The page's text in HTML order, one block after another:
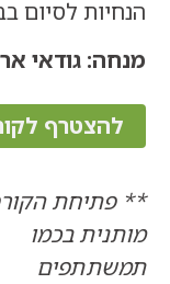
לסיום בבית.
גודאי ארז
לקורס
הקורסים
בכמו